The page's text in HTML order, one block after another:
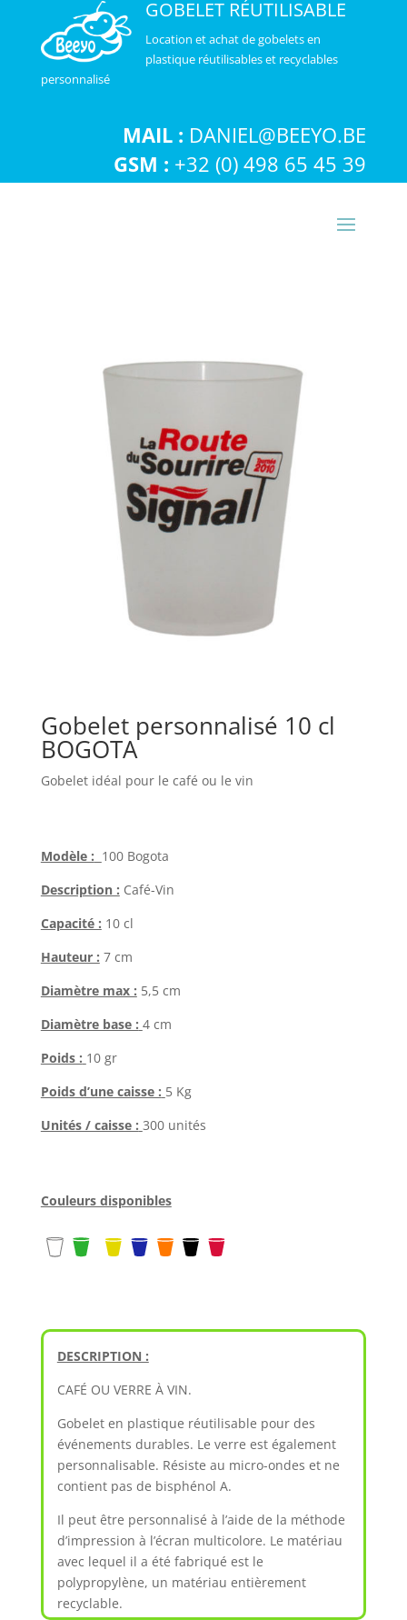
GOBELET RÉUTILISABLE
Location et achat de gobelets en
plastique réutilisables et recyclables
personnalisé
MAIL : DANIEL@BEEYO.BE
GSM : +32 (0) 498 65 45 39
Gobelet personnalisé 10 cl
BOGOTA
Gobelet idéal pour le café ou le vin
Modèle : 100 Bogota
Description : Café-Vin
Capacité : 10 cl
Hauteur : 7 cm
Diamètre max : 5,5 cm
Diamètre base : 4 cm
Poids : 10 gr
Poids d’une caisse : 5 Kg
Unités / caisse : 300 unités
Couleurs disponibles
DESCRIPTION :
CAFÉ OU VERRE À VIN.
Gobelet en plastique réutilisable pour des
événements durables. Le verre est également
personnalisable. Résiste au micro-ondes et ne
contient pas de bisphénol A.
Il peut être personnalisé à l’aide de la méthode
d’impression à l’écran multicolore. Le matériau
avec lequel il a été fabriqué est le
polypropylène, un matériau entièrement
recyclable.